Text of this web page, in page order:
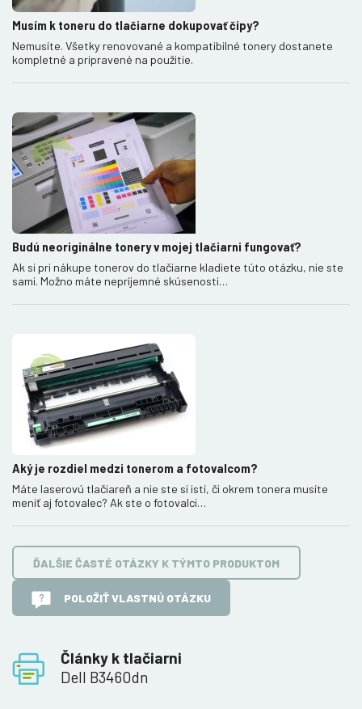
Články k tlačiarni
Dell B3460dn
Musím k toneru do tlačiarne dokupovať čipy?
Nemusíte. Všetky renovované a kompatibilné tonery dostanete
kompletné a pripravené na použitie.
Budú neoriginálne tonery v mojej tlačiarni fungovať?
Ak si pri nákupe tonerov do tlačiarne kladiete túto otázku, nie ste
sami. Možno máte nepríjemné skúsenosti…
Aký je rozdiel medzi tonerom a fotovalcom?
Máte laserovú tlačiareň a nie ste si istí, či okrem tonera musíte
meniť aj fotovalec? Ak ste o fotovalci…
ĎALŠIE ČASTÉ OTÁZKY K TÝMTO PRODUKTOM
POLOŽIŤ VLASTNÚ OTÁZKU